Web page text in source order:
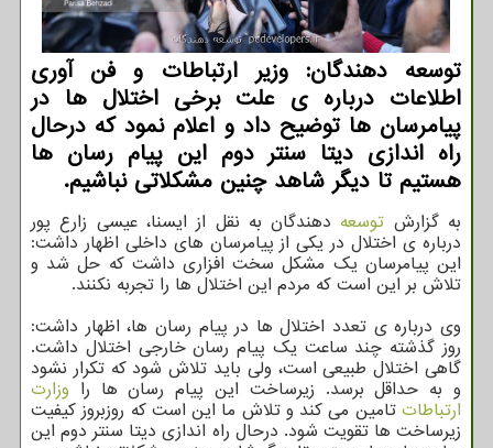
توسعه دهندگان: وزیر ارتباطات و فن آوری
اطلاعات درباره ی علت برخی اختلال ها در
پیامرسان ها توضیح داد و اعلام نمود که درحال
راه اندازی دیتا سنتر دوم این پیام رسان ها
هستیم تا دیگر شاهد چنین مشکلاتی نباشیم.
به گزارش توسعه دهندگان به نقل از ایسنا، عیسی زارع پور
درباره ی اختلال در یکی از پیامرسان های داخلی اظهار داشت:
این پیامرسان یک مشکل سخت افزاری داشت که حل شد و
تلاش بر این است که مردم این اختلال ها را تجربه نکنند.
وی درباره ی تعدد اختلال ها در پیام رسان ها، اظهار داشت:
روز گذشته چند ساعت یک پیام رسان خارجی اختلال داشت.
گاهی اختلال طبیعی است، ولی باید تلاش شود که تکرار نشود
و به حداقل برسد. زیرساخت این پیام رسان ها را وزارت
ارتباطات تامین می کند و تلاش ما این است که روزبروز کیفیت
زیرساخت ها تقویت شود. درحال راه اندازی دیتا سنتر دوم این